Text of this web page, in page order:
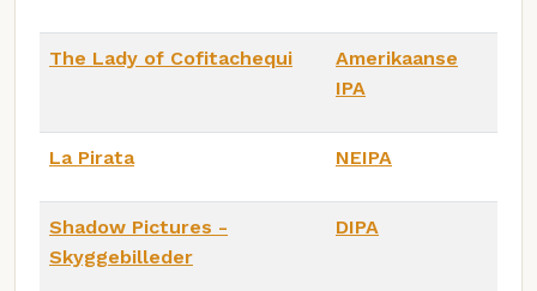
The Lady of Cofitachequi
Amerikaanse
IPA
La Pirata NEIPA
Shadow Pictures -
Skyggebilleder
DIPA